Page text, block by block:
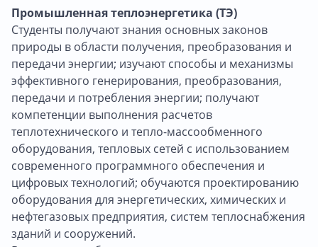
Промышленная теплоэнергетика (ТЭ)
Студенты получают знания основных законов
природы в области получения, преобразования и
передачи энергии; изучают способы и механизмы
эффективного генерирования, преобразования,
передачи и потребления энергии; получают
компетенции выполнения расчетов
теплотехнического и тепло-массообменного
оборудования, тепловых сетей с использованием
современного программного обеспечения и
цифровых технологий; обучаются проектированию
оборудования для энергетических, химических и
нефтегазовых предприятия, систем теплоснабжения
зданий и сооружений.